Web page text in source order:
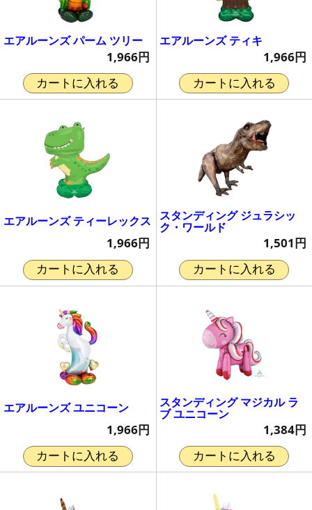
エアルーンズ パーム ツリー
1,966円
カートに入れる
エアルーンズ ティキ
1,966円
カートに入れる
エアルーンズ ティーレックス
1,966円
カートに入れる
スタンディング ジュラシッ
ク・ワールド
1,501円
カートに入れる
エアルーンズ ユニコーン
1,966円
カートに入れる
スタンディング マジカル ラ
ブ ユニコーン
1,384円
カートに入れる